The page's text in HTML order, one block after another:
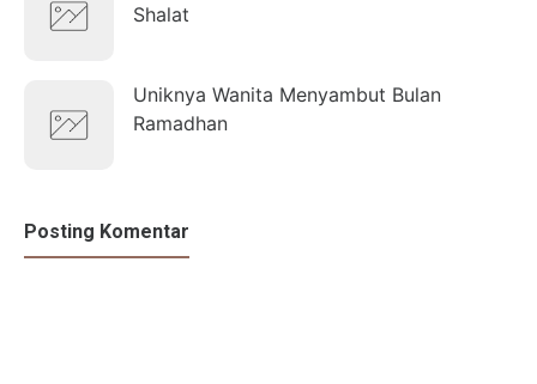
Shalat
Uniknya Wanita Menyambut Bulan
Ramadhan
Posting Komentar